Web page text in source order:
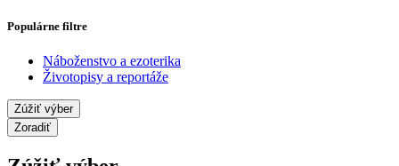
Populárne filtre
Náboženstvo a ezoterika
Životopisy a reportáže
Zúžiť výber
Zoradiť